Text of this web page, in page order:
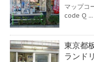
マップコ
code Q ...
東京都
ランド